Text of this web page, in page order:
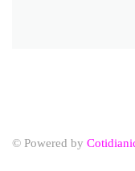
© Powered by